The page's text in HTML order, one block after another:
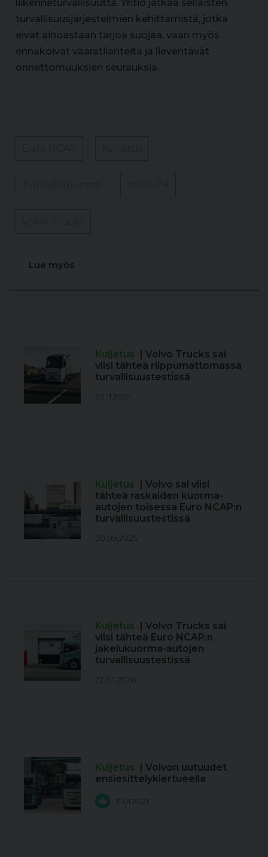
liikenneturvallisuutta. Yhtiö jatkaa sellaisten
turvallisuusjärjestelmien kehittämistä, jotka
eivät ainoastaan tarjoa suojaa, vaan myös
ennakoivat vaaratilanteita ja lieventävät
onnettomuuksien seurauksia.
Lue myös
Kuljetus | Volvo Trucks sai
viisi tähteä riippumattomassa
turvallisuustestissä
20.11.2024
Kuljetus | Volvo sai viisi
tähteä raskaiden kuorma-
autojen toisessa Euro NCAP:n
turvallisuustestissä
30.09.2025
Kuljetus | Volvo Trucks sai
viisi tähteä Euro NCAP:n
jakelukuorma-autojen
turvallisuustestissä
22.04.2026
Kuljetus | Volvon uutuudet
ensiesittelykiertueella
11.01.2021